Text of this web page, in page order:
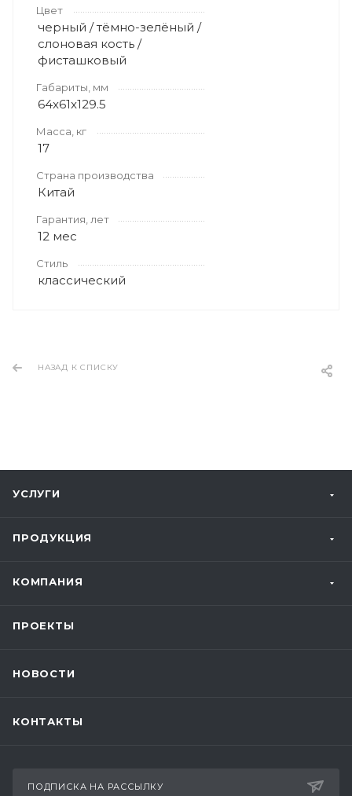
Цвет
черный / тёмно-зелёный /
слоновая кость /
фисташковый
Габариты, мм
64x61x129.5
Масса, кг
17
Страна производства
Китай
Гарантия, лет
12 мес
Стиль
классический
НАЗАД К СПИСКУ
УСЛУГИ
ПРОДУКЦИЯ
КОМПАНИЯ
ПРОЕКТЫ
НОВОСТИ
КОНТАКТЫ
ПОДПИСКА НА РАССЫЛКУ